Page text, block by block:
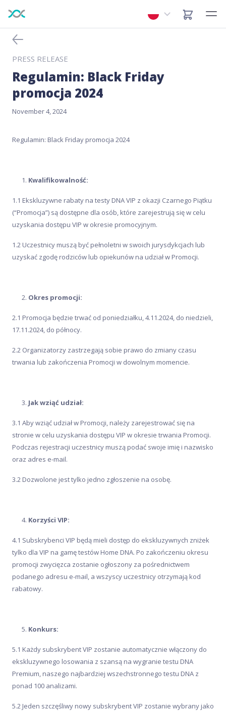
PRESS RELEASE
Regulamin: Black Friday
promocja 2024
November 4, 2024
Regulamin: Black Friday promocja 2024
Kwalifikowalność:
1.1 Ekskluzywne rabaty na testy DNA VIP z okazji Czarnego Piątku
(“Promocja”) są dostępne dla osób, które zarejestrują się w celu
uzyskania dostępu VIP w okresie promocyjnym.
1.2 Uczestnicy muszą być pełnoletni w swoich jurysdykcjach lub
uzyskać zgodę rodziców lub opiekunów na udział w Promocji.
Okres promocji:
2.1 Promocja będzie trwać od poniedziałku, 4.11.2024, do niedzieli,
17.11.2024, do północy.
2.2 Organizatorzy zastrzegają sobie prawo do zmiany czasu
trwania lub zakończenia Promocji w dowolnym momencie.
Jak wziąć udział:
3.1 Aby wziąć udział w Promocji, należy zarejestrować się na
stronie w celu uzyskania dostępu VIP w okresie trwania Promocji.
Podczas rejestracji uczestnicy muszą podać swoje imię i nazwisko
oraz adres e-mail.
3.2 Dozwolone jest tylko jedno zgłoszenie na osobę.
Korzyści VIP:
4.1 Subskrybenci VIP będą mieli dostęp do ekskluzywnych zniżek
tylko dla VIP na gamę testów Home DNA. Po zakończeniu okresu
promocji zwycięzca zostanie ogłoszony za pośrednictwem
podanego adresu e-mail, a wszyscy uczestnicy otrzymają kod
rabatowy.
Konkurs:
5.1 Każdy subskrybent VIP zostanie automatycznie włączony do
ekskluzywnego losowania z szansą na wygranie testu DNA
Premium, naszego najbardziej wszechstronnego testu DNA z
ponad 100 analizami.
5.2 Jeden szczęśliwy nowy subskrybent VIP zostanie wybrany jako